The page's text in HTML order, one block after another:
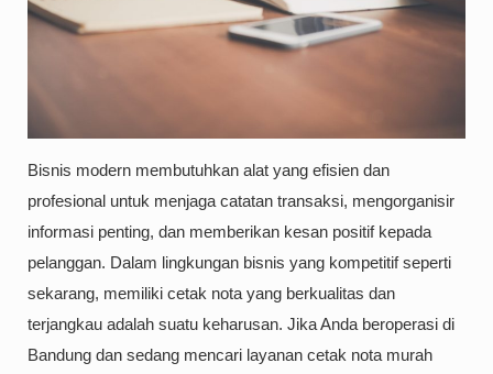
Bisnis modern membutuhkan alat yang efisien dan
profesional untuk menjaga catatan transaksi, mengorganisir
informasi penting, dan memberikan kesan positif kepada
pelanggan. Dalam lingkungan bisnis yang kompetitif seperti
sekarang, memiliki cetak nota yang berkualitas dan
terjangkau adalah suatu keharusan. Jika Anda beroperasi di
Bandung dan sedang mencari layanan cetak nota murah